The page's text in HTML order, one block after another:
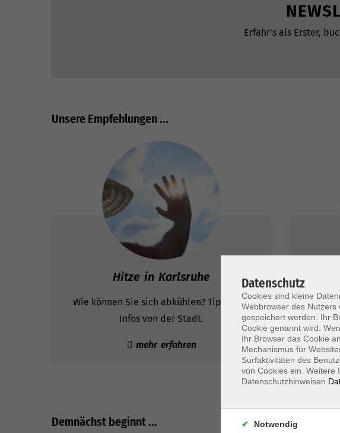
Erfahr's als Erster,
Unsere Empfehlungen ...
Hitze in Karlsruhe
Wie können Sie sich abkühlen? Tipps und
Infos von der Stadt.
mehr erfahren
Wir
Demnächst beginnt ...
Datenschutz
Cookies sind kleine
Webbrowser des
gespeichert werden. Ihr
Cookie genannt wird.
Ihr Browser das Cookie
Mechanismus für
Surfaktivitäten des
von Cookies ein. Weitere
Datenschutzhinweisen.
Notwendig